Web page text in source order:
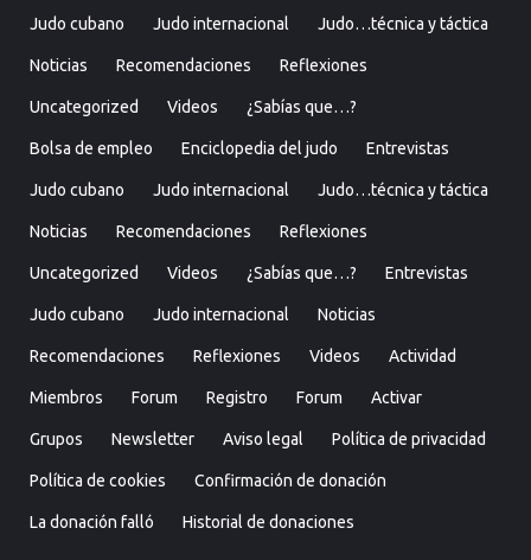
Judo cubano Judo internacional Judo…técnica y táctica
Noticias Recomendaciones Reflexiones
Uncategorized Videos ¿Sabías que…?
Bolsa de empleo Enciclopedia del judo Entrevistas
Judo cubano Judo internacional Judo…técnica y táctica
Noticias Recomendaciones Reflexiones
Uncategorized Videos ¿Sabías que…? Entrevistas
Judo cubano Judo internacional Noticias
Recomendaciones Reflexiones Videos Actividad
Miembros Forum Registro Forum Activar
Grupos Newsletter Aviso legal Política de privacidad
Política de cookies Confirmación de donación
La donación falló Historial de donaciones